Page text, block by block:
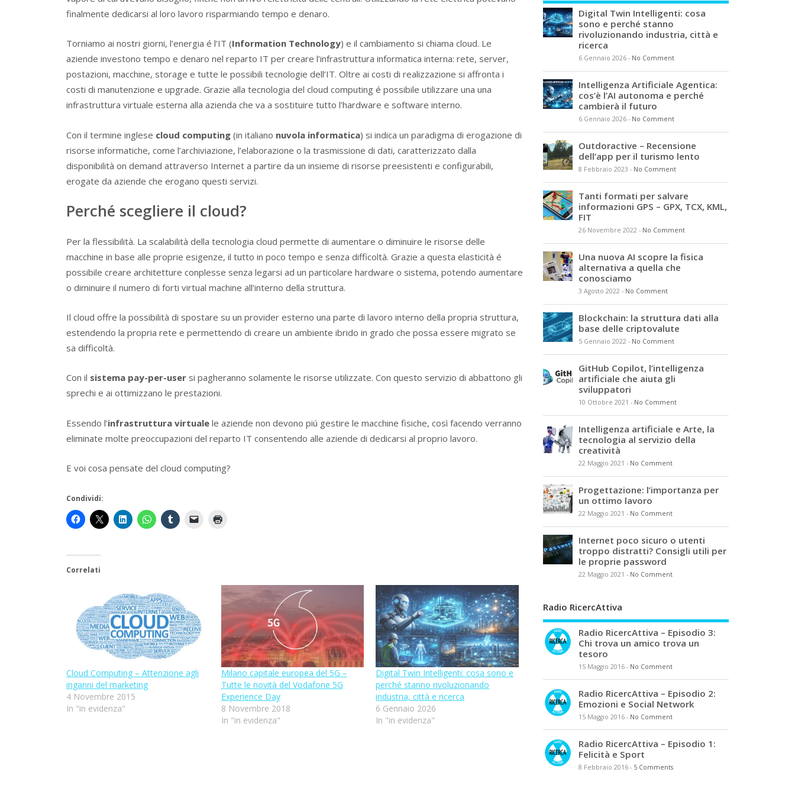
finalmente dedicarsi al loro lavoro risparmiando tempo e denaro.
Torniamo ai nostri giorni, l’energia é l’IT (Information Technology) e il cambiamento si chiama cloud. Le
aziende investono tempo e denaro nel reparto IT per creare l’infrastruttura informatica interna: rete, server,
postazioni, macchine, storage e tutte le possibili tecnologie dell’IT. Oltre ai costi di realizzazione si affronta i
costi di manutenzione e upgrade. Grazie alla tecnologia del cloud computing é possibile utilizzare una una
infrastruttura virtuale esterna alla azienda che va a sostituire tutto l’hardware e software interno.
Con il termine inglese cloud computing (in italiano nuvola informatica) si indica un paradigma di erogazione di
risorse informatiche, come l’archiviazione, l’elaborazione o la trasmissione di dati, caratterizzato dalla
disponibilità on demand attraverso Internet a partire da un insieme di risorse preesistenti e configurabili,
erogate da aziende che erogano questi servizi.
Perché scegliere il cloud?
Per la flessibilità. La scalabilità della tecnologia cloud permette di aumentare o diminuire le risorse delle
macchine in base alle proprie esigenze, il tutto in poco tempo e senza difficoltà. Grazie a questa elasticità é
possibile creare architetture conplesse senza legarsi ad un particolare hardware o sistema, potendo aumentare
o diminuire il numero di forti virtual machine all’interno della struttura.
Il cloud offre la possibilità di spostare su un provider esterno una parte di lavoro interno della propria struttura,
estendendo la propria rete e permettendo di creare un ambiente ibrido in grado che possa essere migrato se
sa difficoltà.
Con il sistema pay-per-user si pagheranno solamente le risorse utilizzate. Con questo servizio di abbattono gli
sprechi e ai ottimizzano le prestazioni.
Essendo l’infrastruttura virtuale le aziende non devono piú gestire le macchine fisiche, così facendo verranno
eliminate molte preoccupazioni del reparto IT consentendo alle aziende di dedicarsi al proprio lavoro.
E voi cosa pensate del cloud computing?
Condividi:
Correlati
Cloud Computing – Attenzione agli
inganni del marketing
4 Novembre 2015
In "in evidenza"
Milano capitale europea del 5G –
Tutte le novità del Vodafone 5G
Experience Day
8 Novembre 2018
In "in evidenza"
Digital Twin Intelligenti: cosa sono e
perché stanno rivoluzionando
industria, città e ricerca
6 Gennaio 2026
In "in evidenza"
Digital Twin Intelligenti: cosa
sono e perché stanno
rivoluzionando industria, città e
ricerca
6 Gennaio 2026 - No Comment
Intelligenza Artificiale Agentica:
cos’è l’AI autonoma e perché
cambierà il futuro
6 Gennaio 2026 - No Comment
Outdoractive – Recensione
dell’app per il turismo lento
8 Febbraio 2023 - No Comment
Tanti formati per salvare
informazioni GPS – GPX, TCX, KML,
FIT
26 Novembre 2022 - No Comment
Una nuova AI scopre la fisica
alternativa a quella che
conosciamo
3 Agosto 2022 - No Comment
Blockchain: la struttura dati alla
base delle criptovalute
5 Gennaio 2022 - No Comment
GitHub Copilot, l’intelligenza
artificiale che aiuta gli
sviluppatori
10 Ottobre 2021 - No Comment
Intelligenza artificiale e Arte, la
tecnologia al servizio della
creatività
22 Maggio 2021 - No Comment
Progettazione: l’importanza per
un ottimo lavoro
22 Maggio 2021 - No Comment
Internet poco sicuro o utenti
troppo distratti? Consigli utili per
le proprie password
22 Maggio 2021 - No Comment
Radio RicercAttiva
Radio RicercAttiva – Episodio 3:
Chi trova un amico trova un
tesoro
15 Maggio 2016 - No Comment
Radio RicercAttiva – Episodio 2:
Emozioni e Social Network
15 Maggio 2016 - No Comment
Radio RicercAttiva – Episodio 1:
Felicità e Sport
8 Febbraio 2016 - 5 Comments